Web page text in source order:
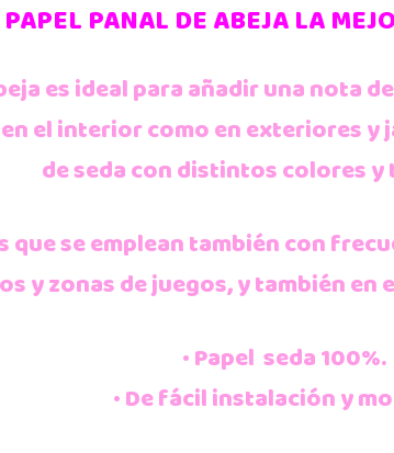
PANAL DE ABEJA LA
es ideal para añadir una nota
el interior como en exteriores y
de seda con distintos colores
que se emplean también con
y zonas de juegos, y también en
• Papel seda 100%.
• De fácil instalación y